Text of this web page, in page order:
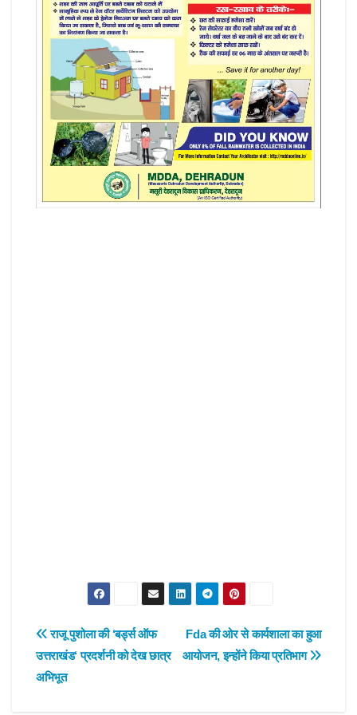
Post
navigation
Fda की ओर से कार्यशाला का हुआ
आयोजन, इन्होंने किया प्रतिभाग
राजू पुशोला की ‘बर्ड्स ऑफ
उत्तराखंड‘ प्रदर्शनी को देख छात्र
अभिभूत